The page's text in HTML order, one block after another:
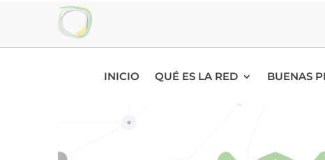
INICIO QUÉ ES LA RED BUENAS